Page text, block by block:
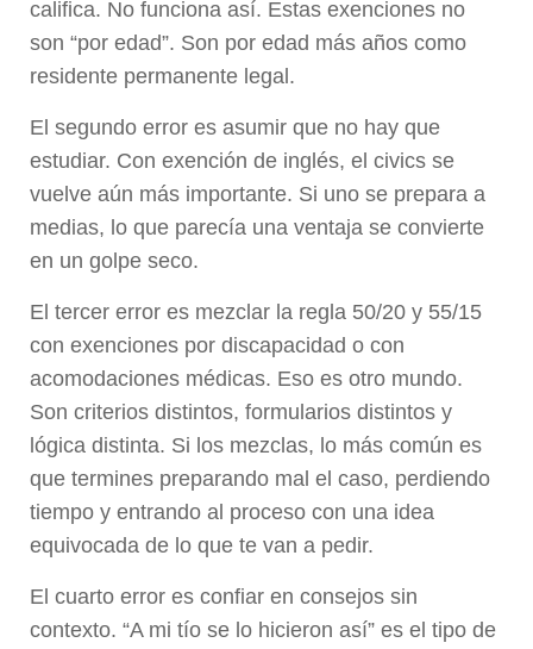
califica. No funciona así. Estas exenciones no
son “por edad”. Son por edad más años como
residente permanente legal.
El segundo error es asumir que no hay que
estudiar. Con exención de inglés, el civics se
vuelve aún más importante. Si uno se prepara a
medias, lo que parecía una ventaja se convierte
en un golpe seco.
El tercer error es mezclar la regla 50/20 y 55/15
con exenciones por discapacidad o con
acomodaciones médicas. Eso es otro mundo.
Son criterios distintos, formularios distintos y
lógica distinta. Si los mezclas, lo más común es
que termines preparando mal el caso, perdiendo
tiempo y entrando al proceso con una idea
equivocada de lo que te van a pedir.
El cuarto error es confiar en consejos sin
contexto. “A mi tío se lo hicieron así” es el tipo de